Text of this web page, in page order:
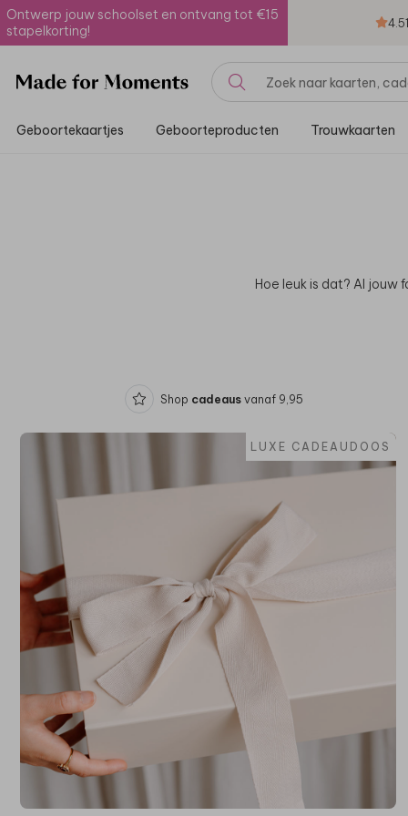
Ontwerp jouw schoolset en ontvang tot €15
stapelkorting!
4.51
Geboortekaartjes Geboorteproducten Trouwkaarten
Hoe leuk is dat? Al
Shop cadeausvanaf 9,95
LUXE CADEAUDOOS